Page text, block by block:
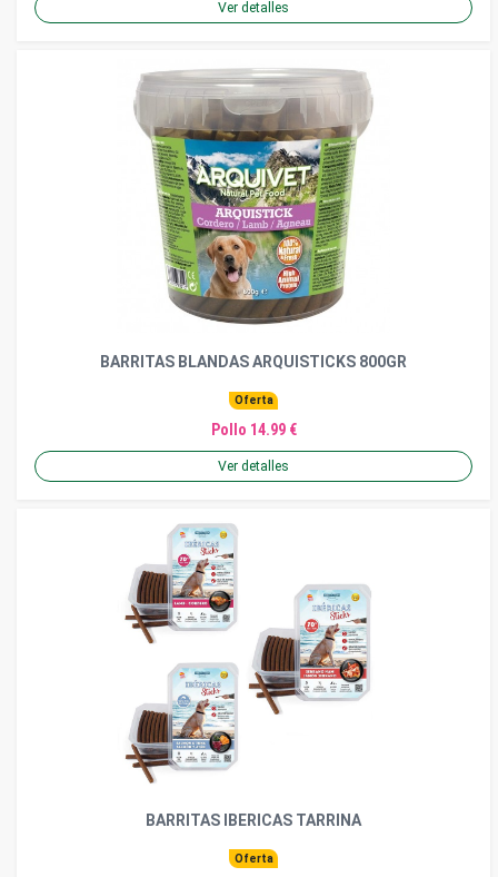
Ver detalles
BARRITAS BLANDAS ARQUISTICKS 800GR
Oferta
Pollo 14.99 €
Ver detalles
BARRITAS IBERICAS TARRINA
Oferta